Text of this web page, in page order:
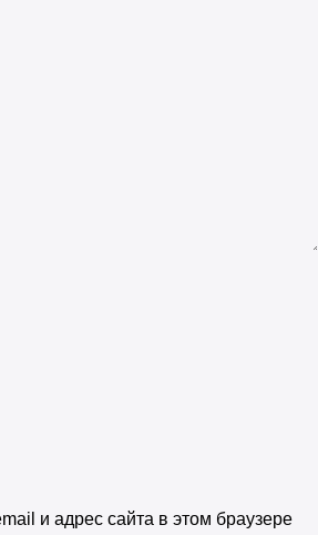
и адрес сайта в этом браузере